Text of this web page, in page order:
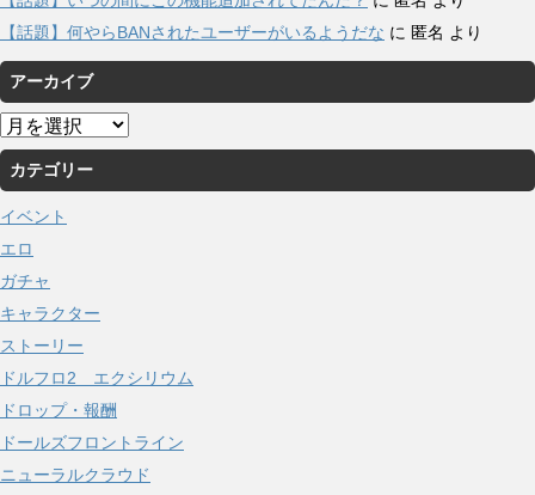
【話題】何やらBANされたユーザーがいるようだな に 匿名 より
アーカイブ
ア
ー
カ
イ
ブ
カテゴリー
イベント
エロ
ガチャ
キャラクター
ストーリー
ドルフロ2 エクシリウム
ドロップ・報酬
ドールズフロントライン
ニューラルクラウド